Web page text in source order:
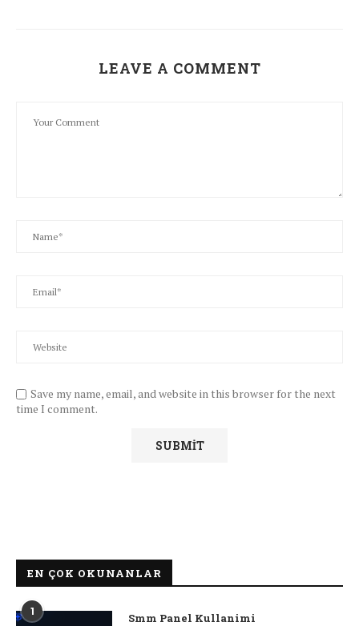
LEAVE A COMMENT
Save my name, email, and website in this browser for the next
time I comment.
EN ÇOK OKUNANLAR
1
Smm Panel Kullanimi